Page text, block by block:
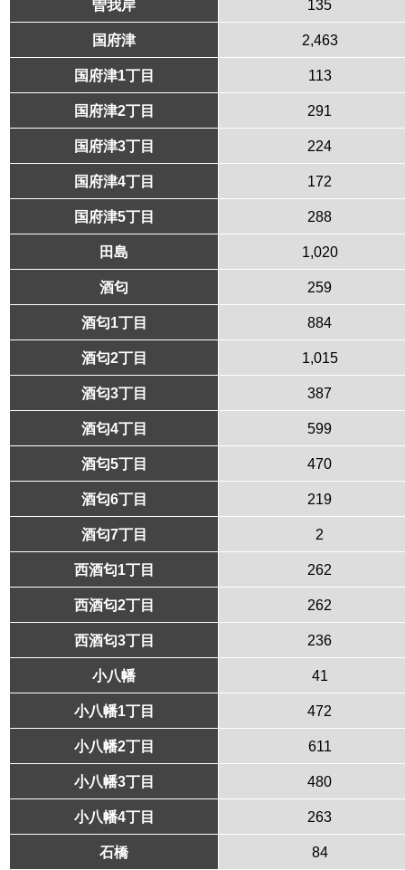
曽我岸 135
国府津 2,463
国府津1丁目 113
国府津2丁目 291
国府津3丁目 224
国府津4丁目 172
国府津5丁目 288
田島 1,020
酒匂 259
酒匂1丁目 884
酒匂2丁目 1,015
酒匂3丁目 387
酒匂4丁目 599
酒匂5丁目 470
酒匂6丁目 219
酒匂7丁目 2
西酒匂1丁目 262
西酒匂2丁目 262
西酒匂3丁目 236
小八幡 41
小八幡1丁目 472
小八幡2丁目 611
小八幡3丁目 480
小八幡4丁目 263
石橋 84